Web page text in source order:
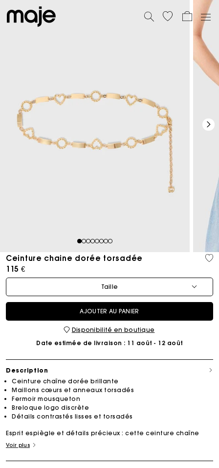
12345678
Ceinture chaine dorée torsadée
115 €
Taille
AJOUTER AU PANIER
Disponibilité en boutique
Date estimée de livraison : 11 août - 12 août
Description
Ceinture chaîne dorée brillante
Maillons cœurs et anneaux torsadés
Fermoir mousqueton
Breloque logo discrète
Détails contrastés lisses et torsadés
Esprit espiègle et détails précieux : cette ceinture chaîne
Voir plus